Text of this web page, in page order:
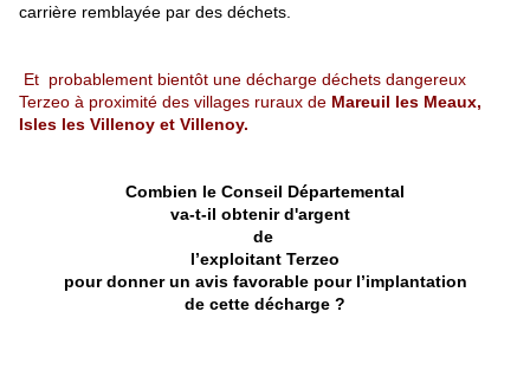
carrière remblayée par des déchets.
Et probablement bientôt une décharge déchets dangereux
Terzeo à proximité des villages ruraux de Mareuil les Meaux,
Isles les Villenoy et Villenoy.
Combien le Conseil Départemental
va-t-il obtenir d'argent
de
l’exploitant Terzeo
pour donner un avis favorable pour l’implantation
de cette décharge ?